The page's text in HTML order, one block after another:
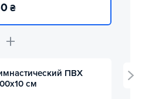
₴
+
ПВХ
см